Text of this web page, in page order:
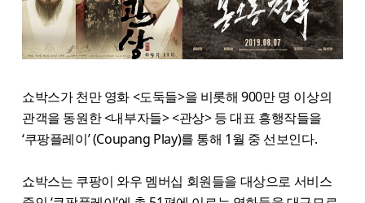
쇼박스가 천만 영화 <도둑들>을 비롯해 900만 명 이상의
관객을 동원한 <내부자들> <관상> 등 대표 흥행작들을
‘쿠팡플레이’ (Coupang Play)를 통해 1월 중 선보인다.
쇼박스는 쿠팡이 와우 멤버십 회원들을 대상으로 서비스